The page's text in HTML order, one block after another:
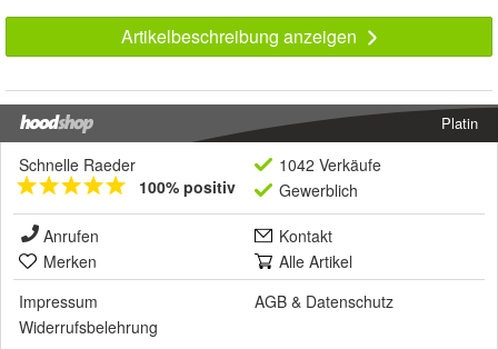
Artikelbeschreibung anzeigen
Platin
Schnelle Raeder
100% positiv
1042 Verkäufe
Gewerblich
Anrufen
Kontakt
Merken
Alle Artikel
Impressum
AGB & Datenschutz
Widerrufsbelehrung